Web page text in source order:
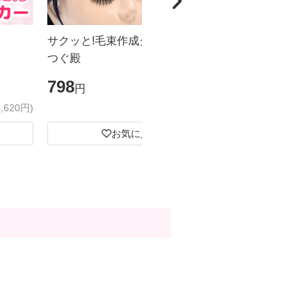
円)
サクッと!毛束作成グルー のり
つぐ殿
798円
お気に入り